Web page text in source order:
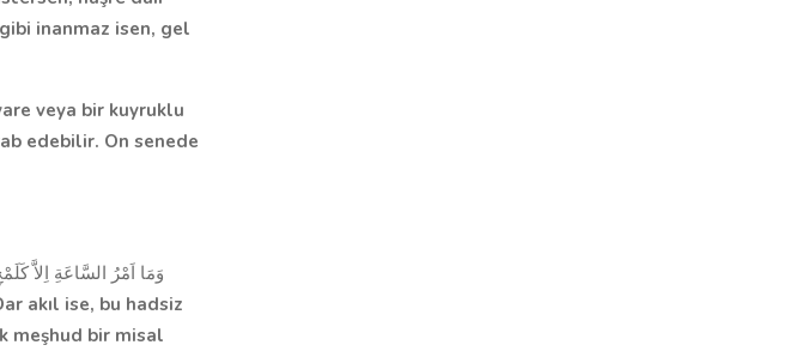
inanmaz isen, gel
veya bir kuyruklu
edebilir. On senede
وَمَا اَمْرُ السَّاعَةِ اِلاَّ
akıl ise, bu hadsiz
meşhud bir misal